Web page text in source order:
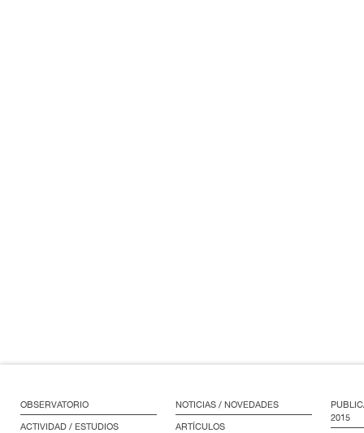
OBSERVATORIO
ACTIVIDAD / ESTUDIOS
NOTICIAS / NOVEDADES
ARTÍCULOS
2015